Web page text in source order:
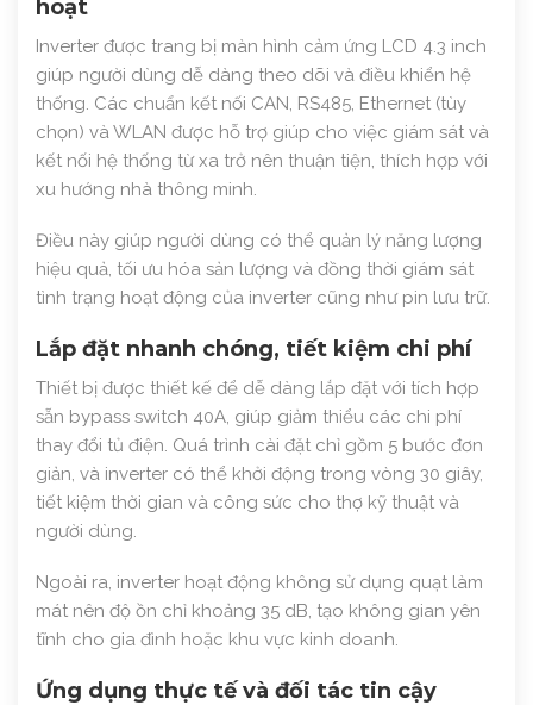
hoạt
Inverter được trang bị màn hình cảm ứng LCD 4.3 inch
giúp người dùng dễ dàng theo dõi và điều khiển hệ
thống. Các chuẩn kết nối CAN, RS485, Ethernet (tùy
chọn) và WLAN được hỗ trợ giúp cho việc giám sát và
kết nối hệ thống từ xa trở nên thuận tiện, thích hợp với
xu hướng nhà thông minh.
Điều này giúp người dùng có thể quản lý năng lượng
hiệu quả, tối ưu hóa sản lượng và đồng thời giám sát
tình trạng hoạt động của inverter cũng như pin lưu trữ.
Lắp đặt nhanh chóng, tiết kiệm chi phí
Thiết bị được thiết kế để dễ dàng lắp đặt với tích hợp
sẵn bypass switch 40A, giúp giảm thiểu các chi phí
thay đổi tủ điện. Quá trình cài đặt chỉ gồm 5 bước đơn
giản, và inverter có thể khởi động trong vòng 30 giây,
tiết kiệm thời gian và công sức cho thợ kỹ thuật và
người dùng.
Ngoài ra, inverter hoạt động không sử dụng quạt làm
mát nên độ ồn chỉ khoảng 35 dB, tạo không gian yên
tĩnh cho gia đình hoặc khu vực kinh doanh.
Ứng dụng thực tế và đối tác tin cậy